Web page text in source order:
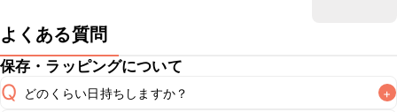
よくある質問
保存・ラッピングについて
Q どのくらい日持ちしますか？ +